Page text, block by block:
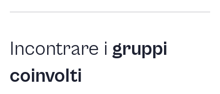
Incontrare i gruppi
coinvolti